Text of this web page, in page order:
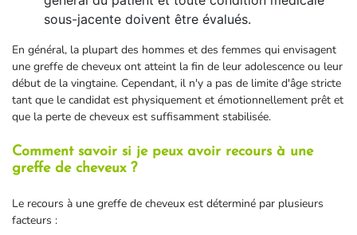
sous-jacente doivent être évalués.
En général, la plupart des hommes et des femmes qui envisagent
une greffe de cheveux ont atteint la fin de leur adolescence ou leur
début de la vingtaine. Cependant, il n'y a pas de limite d'âge stricte
tant que le candidat est physiquement et émotionnellement prêt et
que la perte de cheveux est suffisamment stabilisée.
Comment savoir si je peux avoir recours à une
greffe de cheveux ?
Le recours à une greffe de cheveux est déterminé par plusieurs
facteurs :